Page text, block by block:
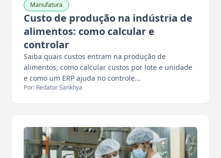
Manufatura
Custo de produção na indústria de
alimentos: como calcular e
controlar
Saiba quais custos entram na produção de
alimentos, como calcular custos por lote e unidade
e como um ERP ajuda no controle...
Por: Redator Sankhya